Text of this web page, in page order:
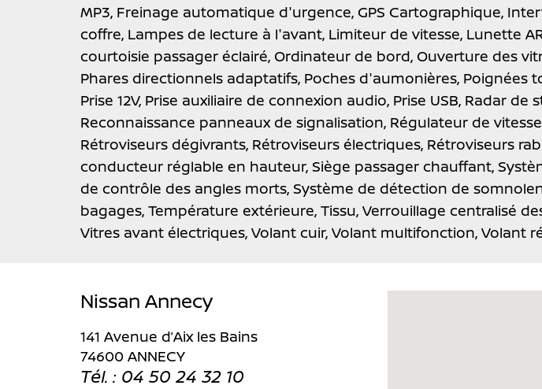
MP3, Freinage automatique d'urgence, GPS Cartographique,
coffre, Lampes de lecture à l'avant, Limiteur de vitesse, Lunette
courtoisie passager éclairé, Ordinateur de bord, Ouverture des
Phares directionnels adaptatifs, Poches d'aumonières, Poignées
Prise 12V, Prise auxiliaire de connexion audio, Prise USB, Radar de
Reconnaissance panneaux de signalisation, Régulateur de
Rétroviseurs dégivrants, Rétroviseurs électriques, Rétroviseurs
conducteur réglable en hauteur, Siège passager chauffant,
de contrôle des angles morts, Système de détection de
bagages, Température extérieure, Tissu, Verrouillage centralisé
Vitres avant électriques, Volant cuir, Volant multifonction, Volant
Nissan Annecy
141 Avenue d’Aix les Bains
74600 ANNECY
Tél. : 04 50 24 32 10